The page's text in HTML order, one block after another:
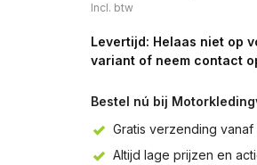
Incl. btw
Levertijd: Helaas niet op
variant of neem contact
Bestel nú bij
Gratis verzending
Altijd lage prijzen en